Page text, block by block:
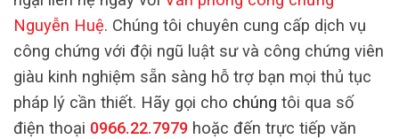
Nguyễn Huệ. Chúng tôi chuyên cung cấp dịch vụ
công chứng với đội ngũ luật sư và công chứng viên
giàu kinh nghiệm sẵn sàng hỗ trợ bạn mọi thủ tục
pháp lý cần thiết. Hãy gọi cho chúng tôi qua số
điện thoại 0966.22.7979 hoặc đến trực tiếp văn